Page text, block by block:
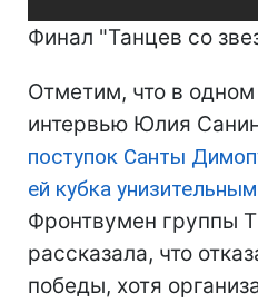
Финал "Танцев со
Отметим, что в
интервью Юлия
поступок Санты
ей кубка
Фронтвумен группы
рассказала, что
победы, хотя